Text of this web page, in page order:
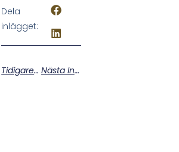
Dela
inlägget:
Tidigare Inlägg Nästa Inlägg